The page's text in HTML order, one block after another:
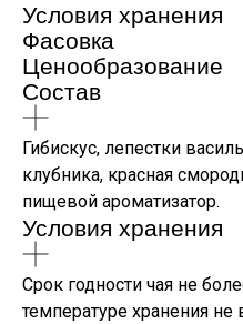
Условия хранения
Фасовка
Ценообразование
Состав
Гибискус, лепестки
клубника, красная
пищевой ароматизатор.
Условия хранения
Срок годности чая не
температуре хранения